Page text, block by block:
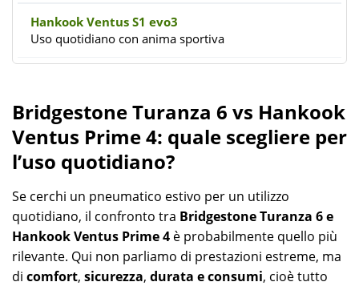
Uso quotidiano con anima sportiva
Bridgestone Turanza 6 vs Hankook
Ventus Prime 4: quale scegliere per
l’uso quotidiano?
Se cerchi un pneumatico estivo per un utilizzo
quotidiano, il confronto tra Bridgestone Turanza 6 e
Hankook Ventus Prime 4 è probabilmente quello più
rilevante. Qui non parliamo di prestazioni estreme, ma
di comfort, sicurezza, durata e consumi, cioè tutto